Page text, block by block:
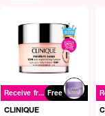
ผลลัพธ์ที่ได้ :
มอบความชุ่มชื้นให้ผิวทันทีที่
Surge Extended
บางเบา แต่ให้ความชุ่มชื้น
Receive free gift Free
CLINIQUE